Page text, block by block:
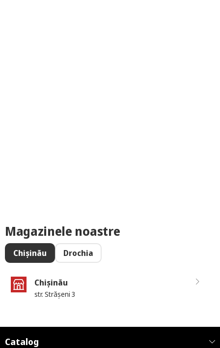
Magazinele noastre
Chișinău Drochia
Chișinău
str. Strășeni 3
Catalog